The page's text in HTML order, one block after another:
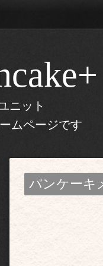
ニット
ムページです
パンケーキ